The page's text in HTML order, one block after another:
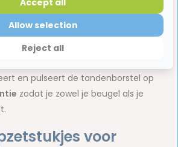
tandplak dan een gewone
beter op moeilijk te bereiken
elektrische tandenborstels
en pulseert de tandenborstel op
zodat je zowel je beugel als je
voor
Reject all
Allow selection